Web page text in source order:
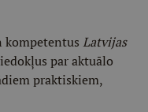
kompetentus Latvijas
par aktuālo
praktiskiem,